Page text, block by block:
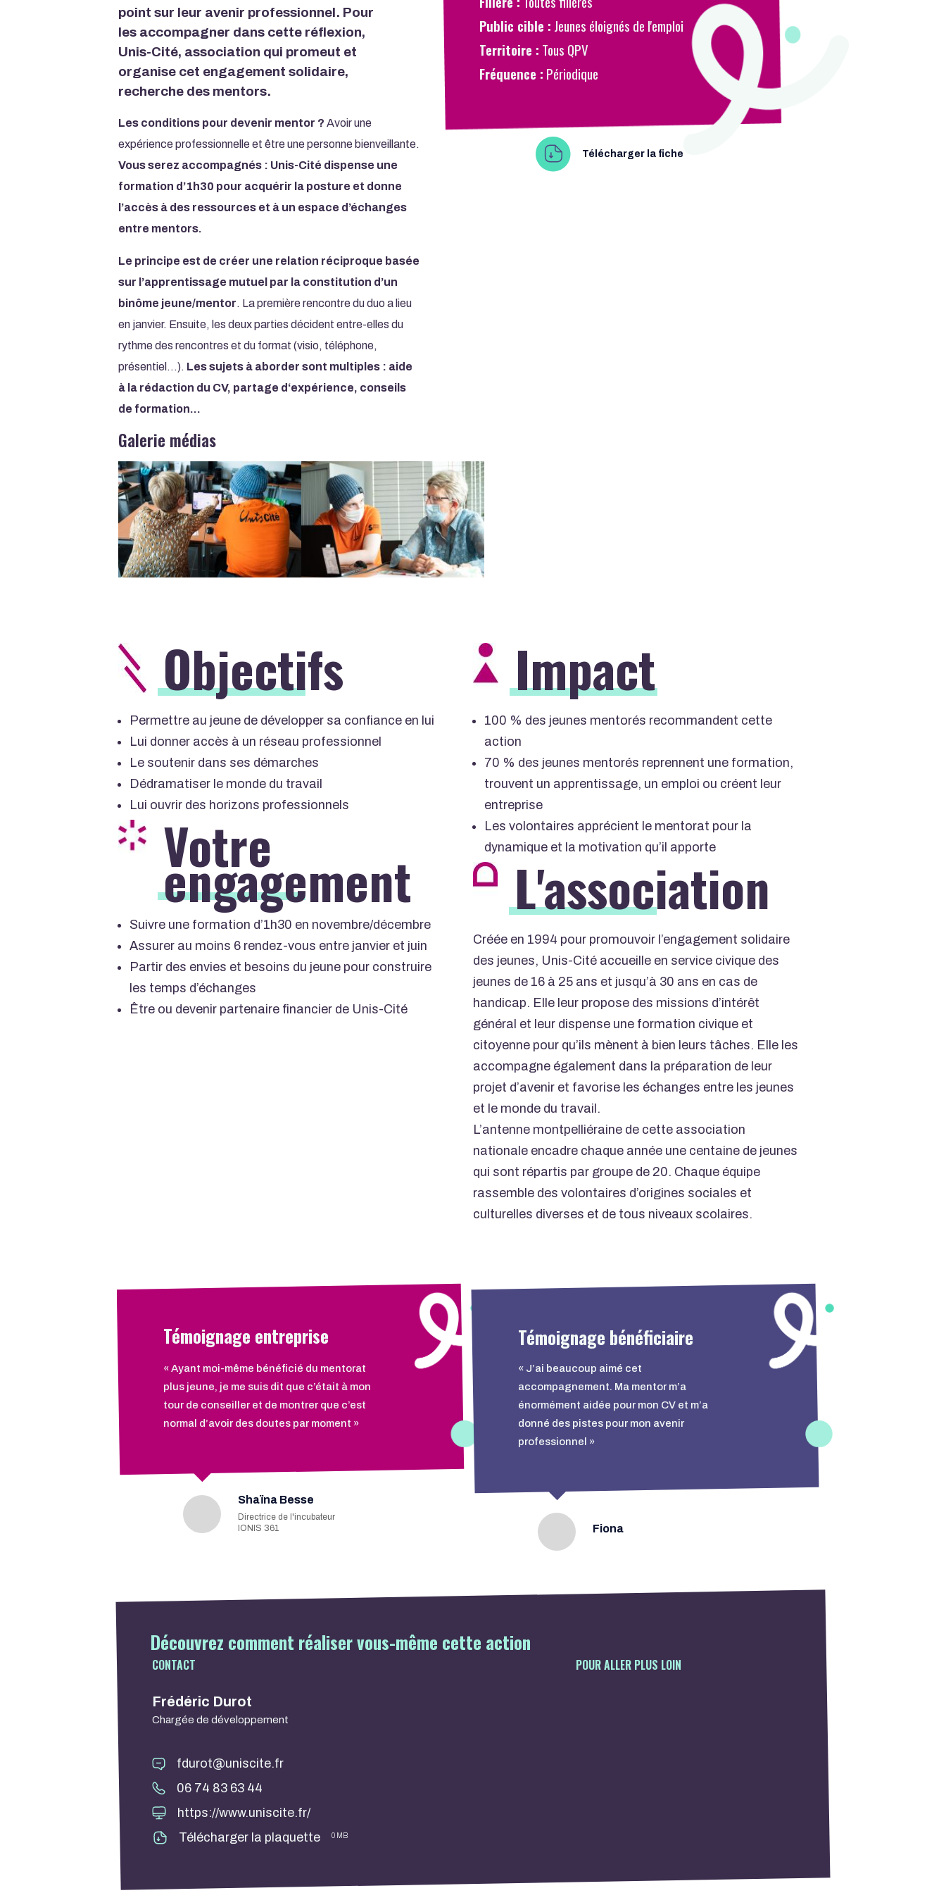
point sur leur avenir professionnel. Pour
les accompagner dans cette réflexion,
Unis-Cité, association qui promeut et
organise cet engagement solidaire,
recherche des mentors.
Les conditions pour devenir mentor ? Avoir une
expérience professionnelle et être une personne bienveillante.
Vous serez accompagnés : Unis-Cité dispense une
formation d’1h30 pour acquérir la posture et donne
l’accès à des ressources et à un espace d’échanges
entre mentors.
Le principe est de créer une relation réciproque basée
sur l’apprentissage mutuel par la constitution d’un
binôme jeune/mentor. La première rencontre du duo a lieu
en janvier. Ensuite, les deux parties décident entre-elles du
rythme des rencontres et du format (visio, téléphone,
présentiel…). Les sujets à aborder sont multiples : aide
à la rédaction du CV, partage d‘expérience, conseils
de formation…
Public cible : Jeunes éloignés de l'emploi
Territoire : Tous QPV
Fréquence : Périodique
Télécharger la fiche
Galerie médias
Image Image
Objectifs
Permettre au jeune de développer sa confiance en lui
Lui donner accès à un réseau professionnel
Le soutenir dans ses démarches
Dédramatiser le monde du travail
Lui ouvrir des horizons professionnels
Votre
engagement
Suivre une formation d’1h30 en novembre/décembre
Assurer au moins 6 rendez-vous entre janvier et juin
Partir des envies et besoins du jeune pour construire
les temps d’échanges
Être ou devenir partenaire financier de Unis-Cité
Impact
100 % des jeunes mentorés recommandent cette
action
70 % des jeunes mentorés reprennent une formation,
trouvent un apprentissage, un emploi ou créent leur
entreprise
Les volontaires apprécient le mentorat pour la
dynamique et la motivation qu’il apporte
L'association
Créée en 1994 pour promouvoir l’engagement solidaire
des jeunes, Unis-Cité accueille en service civique des
jeunes de 16 à 25 ans et jusqu’à 30 ans en cas de
handicap. Elle leur propose des missions d’intérêt
général et leur dispense une formation civique et
citoyenne pour qu’ils mènent à bien leurs tâches. Elle les
accompagne également dans la préparation de leur
projet d’avenir et favorise les échanges entre les jeunes
et le monde du travail.
L’antenne montpelliéraine de cette association
nationale encadre chaque année une centaine de jeunes
qui sont répartis par groupe de 20. Chaque équipe
rassemble des volontaires d’origines sociales et
culturelles diverses et de tous niveaux scolaires.
Témoignage entreprise
« Ayant moi-même bénéficié du mentorat
plus jeune, je me suis dit que c’était à mon
tour de conseiller et de montrer que c’est
normal d’avoir des doutes par moment »
Shaïna Besse
Directrice de l'incubateur
IONIS 361
« J’ai beaucoup aimé cet
accompagnement. Ma mentor m’a
énormément aidée pour mon CV et m’a
donné des pistes pour mon avenir
professionnel »
Fiona
Découvrez comment réaliser vous-même cette action
CONTACT
Frédéric Durot
Chargée de développement
fdurot@uniscite.fr
06 74 83 63 44
https://www.uniscite.fr/
Télécharger la plaquette
0 MB
POUR ALLER PLUS LOIN